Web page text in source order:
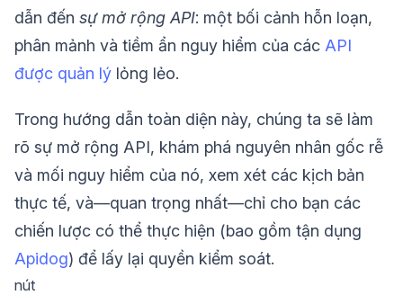
dẫn đến sự mở rộng API: một bối cảnh hỗn loạn,
phân mảnh và tiềm ẩn nguy hiểm của các API
được quản lý lỏng lẻo.
Trong hướng dẫn toàn diện này, chúng ta sẽ làm
rõ sự mở rộng API, khám phá nguyên nhân gốc rễ
và mối nguy hiểm của nó, xem xét các kịch bản
thực tế, và—quan trọng nhất—chỉ cho bạn các
chiến lược có thể thực hiện (bao gồm tận dụng
Apidog) để lấy lại quyền kiểm soát.
nút